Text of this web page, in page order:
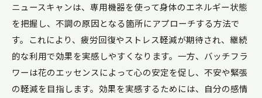
自然療法で日常を変える！ニュースキャンとバッチ
フラワー活用完全ガイド
ニュースキャンは、専用機器を使って身体のエネルギー状態
を把握し、不調の原因となる箇所にアプローチする方法で
す。これにより、疲労回復やストレス軽減が期待され、継続
的な利用で効果を実感しやすくなります。一方、バッチフラ
ワーは花のエッセンスによって心の安定を促し、不安や緊張
の軽減を目指します。効果を実感するためには、自分の感情